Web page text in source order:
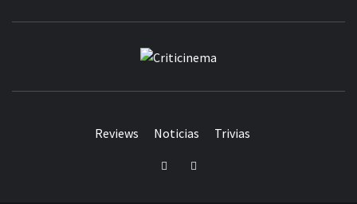
Reviews Noticias Trivias
TwitterFacebook